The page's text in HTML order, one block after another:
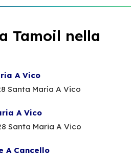
Tamoil nella
A Vico
Santa Maria A Vico
A Vico
Santa Maria A Vico
A Cancello